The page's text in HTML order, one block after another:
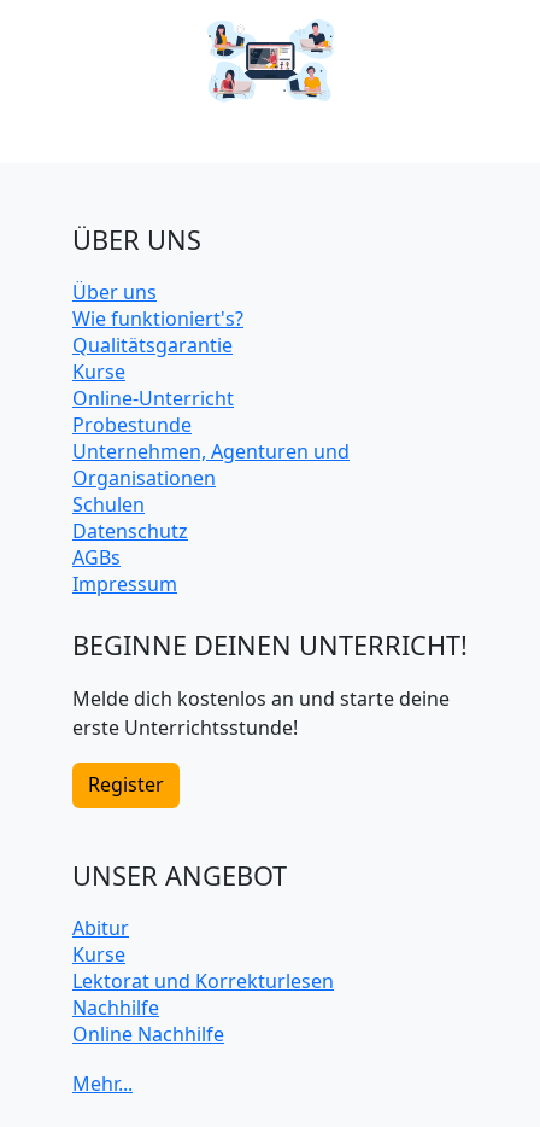
ÜBER UNS
Über uns
Wie funktioniert's?
Qualitätsgarantie
Kurse
Online-Unterricht
Probestunde
Unternehmen, Agenturen und
Organisationen
Schulen
Datenschutz
AGBs
Impressum
BEGINNE DEINEN UNTERRICHT!
Melde dich kostenlos an und starte deine
erste Unterrichtsstunde!
Register
UNSER ANGEBOT
Abitur
Kurse
Lektorat und Korrekturlesen
Nachhilfe
Online Nachhilfe